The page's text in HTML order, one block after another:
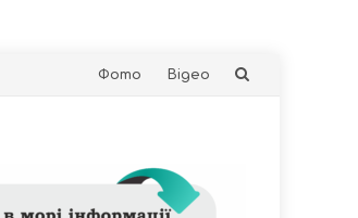
Skip
Фото Відео